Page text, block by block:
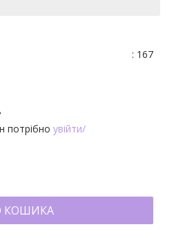
: 167
потрібно увійти/
КОШИКА